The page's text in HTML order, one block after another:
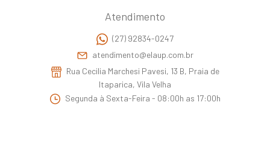
Atendimento
(27) 92834-0247
atendimento@elaup.com.br
Rua Cecilia Marchesi Pavesi, 13 B, Praia de
Itaparica, Vila Velha
Segunda à Sexta-Feira - 08:00h as 17:00h